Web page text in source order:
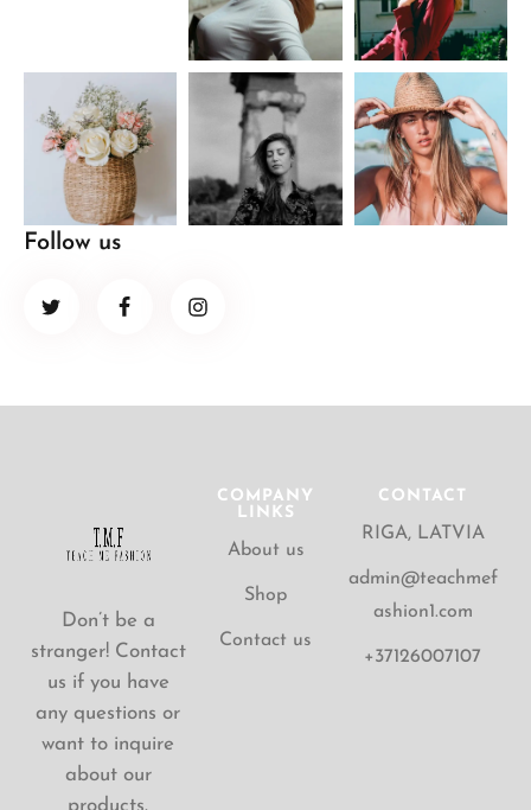
Follow us
Don’t be a
stranger! Contact
us if you have
any questions or
want to inquire
about our
COMPANY
LINKS
About us
Shop
Contact us
CONTACT
RIGA, LATVIA
admin@teachmef
ashion1.com
+37126007107